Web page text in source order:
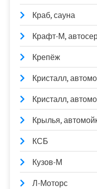
Краб, сауна
Крафт-М,
Крепёж
Кристалл,
Кристалл,
Крылья,
КСБ
Кузов-М
Л-Моторс